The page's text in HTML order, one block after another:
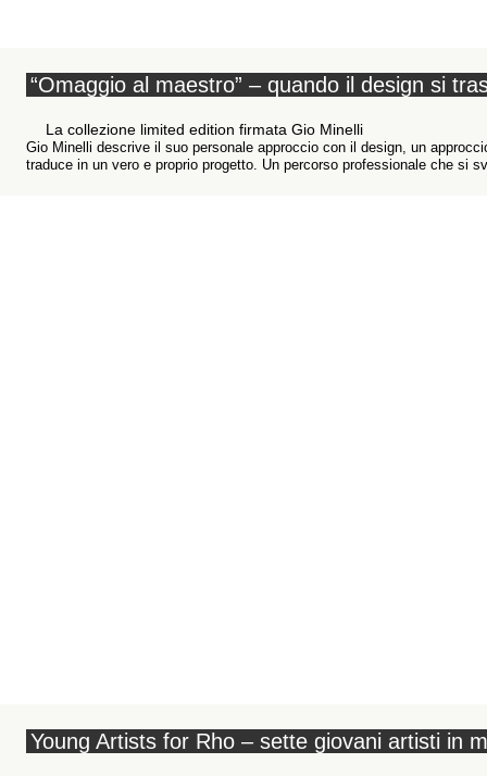
“Omaggio al maestro” – quando il design si
La collezione limited edition firmata Gio Minelli
Gio Minelli descrive il suo personale approccio con il design, un
traduce in un vero e proprio progetto. Un percorso professionale che si
Young Artists for Rho – sette giovani artisti in